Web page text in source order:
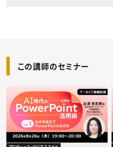
この講師のセミナー